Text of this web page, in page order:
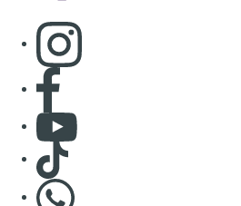
Consulter page Instagram
Consulter page Facebook
Consulter Youtube
Consulter TikTok